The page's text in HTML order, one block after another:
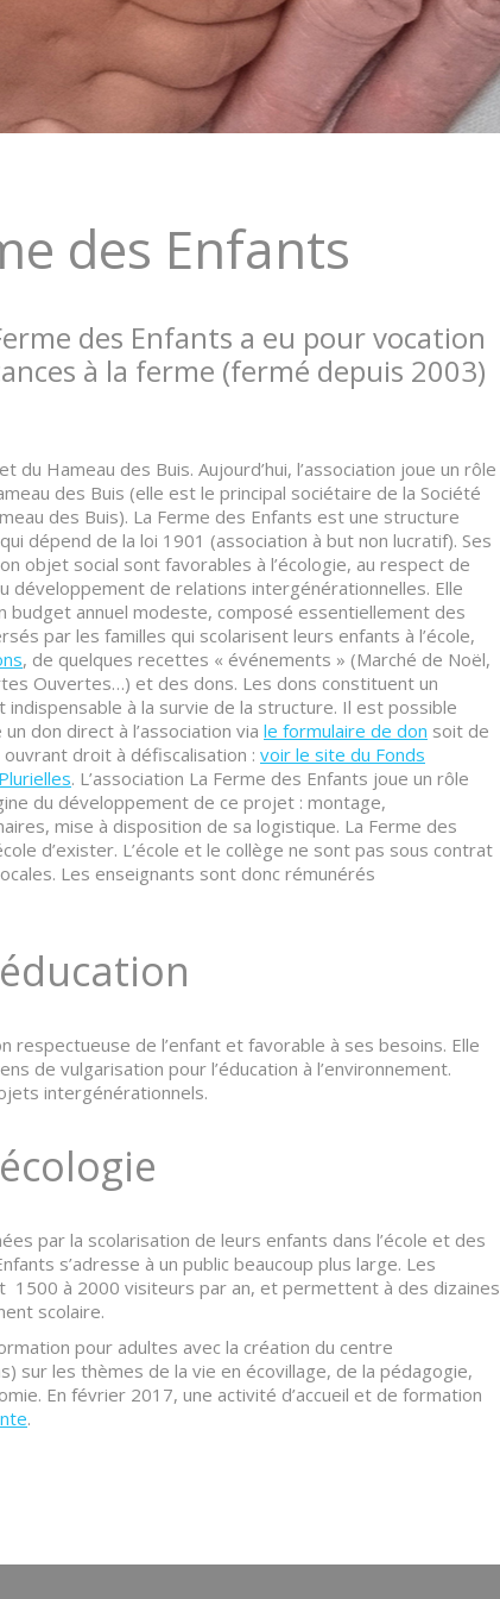
des Enfants
des Enfants a eu pour vocation
à la ferme (fermé depuis 2003)
Hameau des Buis. Aujourd’hui, l’association joue un rôle
des Buis (elle est le principal sociétaire de la Société
des Buis). La Ferme des Enfants est une structure
dépend de la loi 1901 (association à but non lucratif). Ses
objet social sont favorables à l’écologie, au respect de
développement de relations intergénérationnelles. Elle
budget annuel modeste, composé essentiellement des
par les familles qui scolarisent leurs enfants à l’école,
, de quelques recettes « événements » (Marché de Noël,
Ouvertes…) et des dons. Les dons constituent un
indispensable à la survie de la structure. Il est possible
don direct à l’association via le formulaire de don soit de
droit à défiscalisation : voir le site du Fonds
. L’association La Ferme des Enfants joue un rôle
du développement de ce projet : montage,
mise à disposition de sa logistique. La Ferme des
d’exister. L’école et le collège ne sont pas sous contrat
Les enseignants sont donc rémunérés
respectueuse de l’enfant et favorable à ses besoins. Elle
de vulgarisation pour l’éducation à l’environnement.
intergénérationnels.
par la scolarisation de leurs enfants dans l’école et des
s’adresse à un public beaucoup plus large. Les
1500 à 2000 visiteurs par an, et permettent à des dizaines
scolaire.
pour adultes avec la création du centre
sur les thèmes de la vie en écovillage, de la pédagogie,
En février 2017, une activité d’accueil et de formation
.